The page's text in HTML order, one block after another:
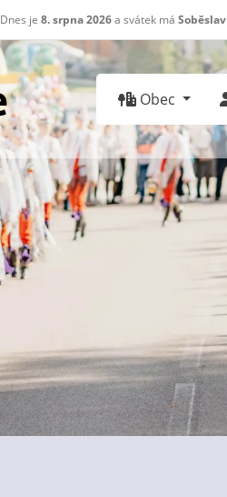
Dnes je 8. srpna 2026a svátek má Soběslav
30°C
Obec